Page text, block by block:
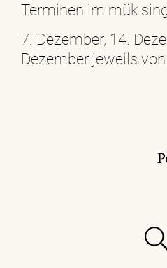
Terminen im mük
7. Dezember, 14.
Dezember jeweils